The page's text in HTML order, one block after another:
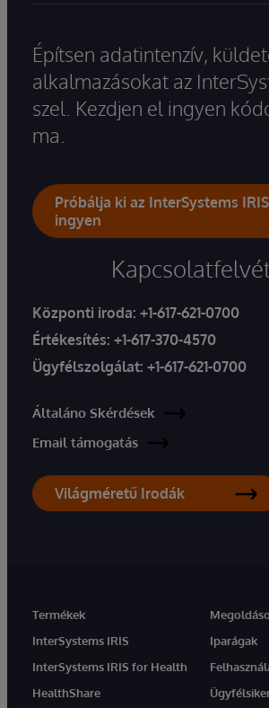
Építsen adatintenzív,
alkalmazásokat az
szel. Kezdjen el ingyen
ma.
Próbálja ki az InterSystems
ingyen
Központi iroda: +1-617-621-0700
Értékesítés: +1-617-370-4570
Ügyfélszolgálat: +1-617-621-0700
Általáno Skérdések
Email támogatás
Világméretű Irodák
Termékek
InterSystems IRIS
InterSystems IRIS for Health
HealthShare
Iparágak